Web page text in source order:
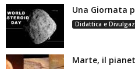
Una Giornata
Didattica e
Marte, il